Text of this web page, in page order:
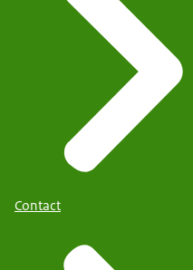
Contact